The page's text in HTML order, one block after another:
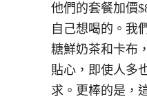
他們的套餐加價
自己想喝的。我
糖鮮奶茶和卡布
貼心，即使人多
求。更棒的是，